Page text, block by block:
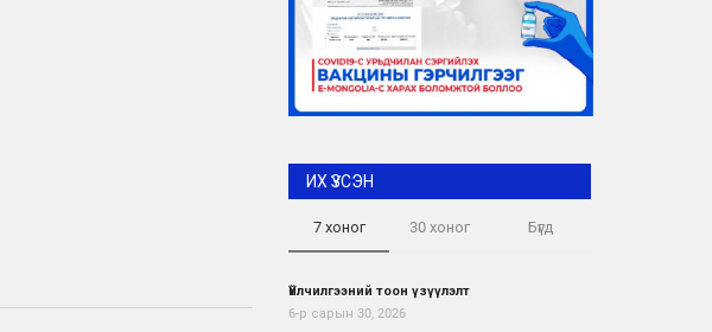
ИХ ҮЗСЭН
7 хоног 30 хоног Бүгд
Үйлчилгээний тоон үзүүлэлт
6-р сарын 30, 2026